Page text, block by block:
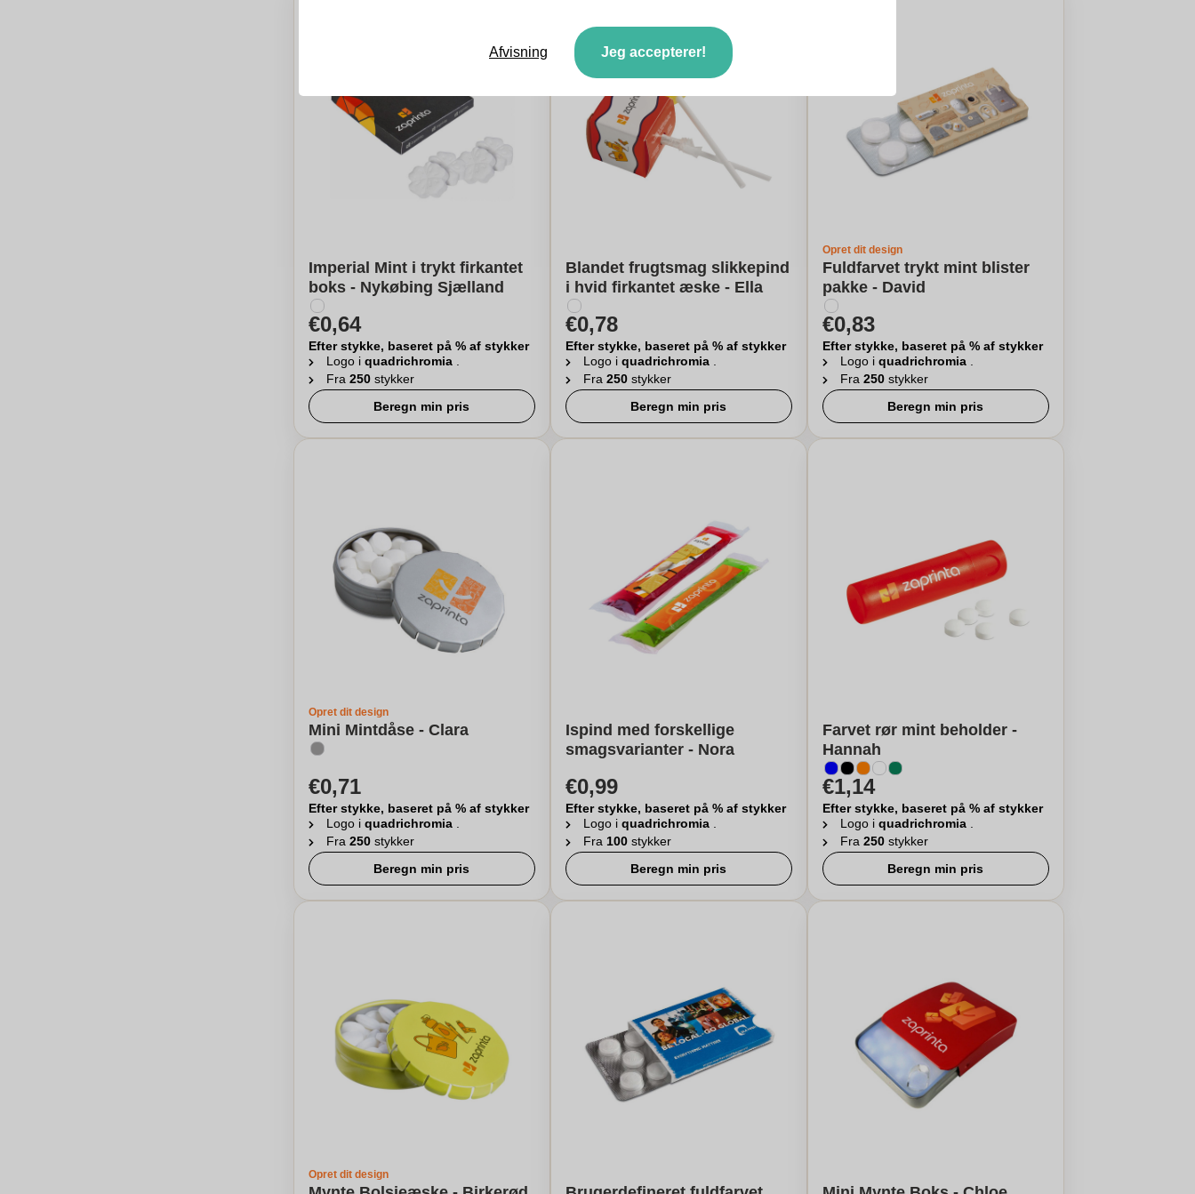
Imperial Mint i trykt firkantet
boks - Nykøbing Sjælland
€0,64
Efter stykke, baseret på % af stykker
Logo i quadrichromia .
Fra 250 stykker
Beregn min pris
Blandet frugtsmag slikkepind
i hvid firkantet æske - Ella
€0,78
Efter stykke, baseret på % af stykker
Logo i quadrichromia .
Fra 250 stykker
Beregn min pris
Opret dit design
Fuldfarvet trykt mint blister
pakke - David
€0,83
Efter stykke, baseret på % af stykker
Logo i quadrichromia .
Fra 250 stykker
Beregn min pris
Opret dit design
Mini Mintdåse - Clara
€0,71
Efter stykke, baseret på % af stykker
Logo i quadrichromia .
Fra 250 stykker
Beregn min pris
Ispind med forskellige
smagsvarianter - Nora
€0,99
Efter stykke, baseret på % af stykker
Logo i quadrichromia .
Fra 100 stykker
Beregn min pris
Farvet rør mint beholder -
Hannah
€1,14
Efter stykke, baseret på % af stykker
Logo i quadrichromia .
Fra 250 stykker
Beregn min pris
Opret dit design
Afvisning Jeg accepterer!